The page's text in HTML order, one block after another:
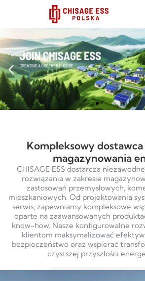
Kompleksowy
magazynowania
CHISAGE ESS dostarcza
rozwiązania w zakresie
zastosowań przemysłowych,
mieszkaniowych. Od projektowania
serwis, zapewniamy kompleksowe
oparte na zaawansowanych
know-how. Nasze konfigurowalne
klientom maksymalizować
bezpieczeństwo oraz wspierać
czystszej przyszłości